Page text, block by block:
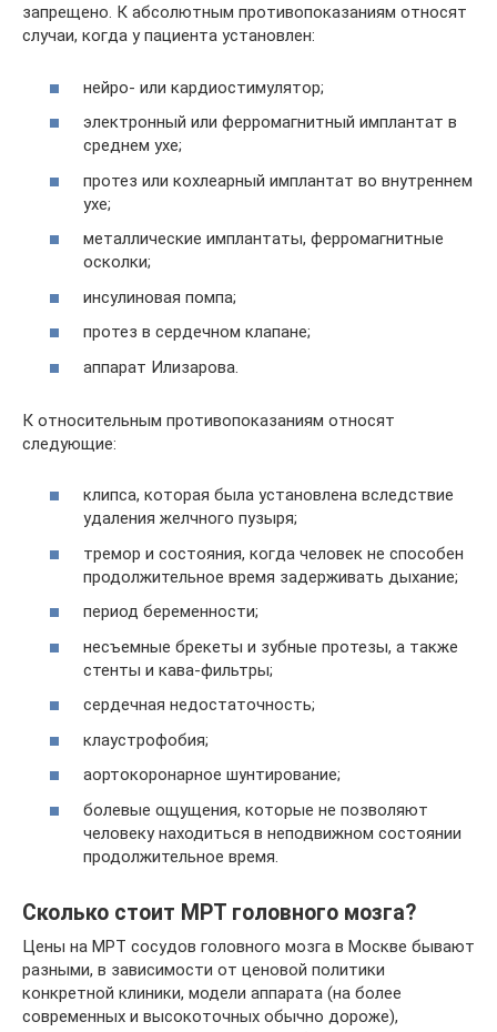
запрещено. К абсолютным противопоказаниям относят
случаи, когда у пациента установлен:
нейро- или кардиостимулятор;
электронный или ферромагнитный имплантат в
среднем ухе;
протез или кохлеарный имплантат во внутреннем
ухе;
металлические имплантаты, ферромагнитные
осколки;
инсулиновая помпа;
протез в сердечном клапане;
аппарат Илизарова.
К относительным противопоказаниям относят
следующие:
клипса, которая была установлена вследствие
удаления желчного пузыря;
тремор и состояния, когда человек не способен
продолжительное время задерживать дыхание;
период беременности;
несъемные брекеты и зубные протезы, а также
стенты и кава-фильтры;
сердечная недостаточность;
клаустрофобия;
аортокоронарное шунтирование;
болевые ощущения, которые не позволяют
человеку находиться в неподвижном состоянии
продолжительное время.
Сколько стоит МРТ головного мозга?
Цены на МРТ сосудов головного мозга в Москве бывают
разными, в зависимости от ценовой политики
конкретной клиники, модели аппарата (на более
современных и высокоточных обычно дороже),